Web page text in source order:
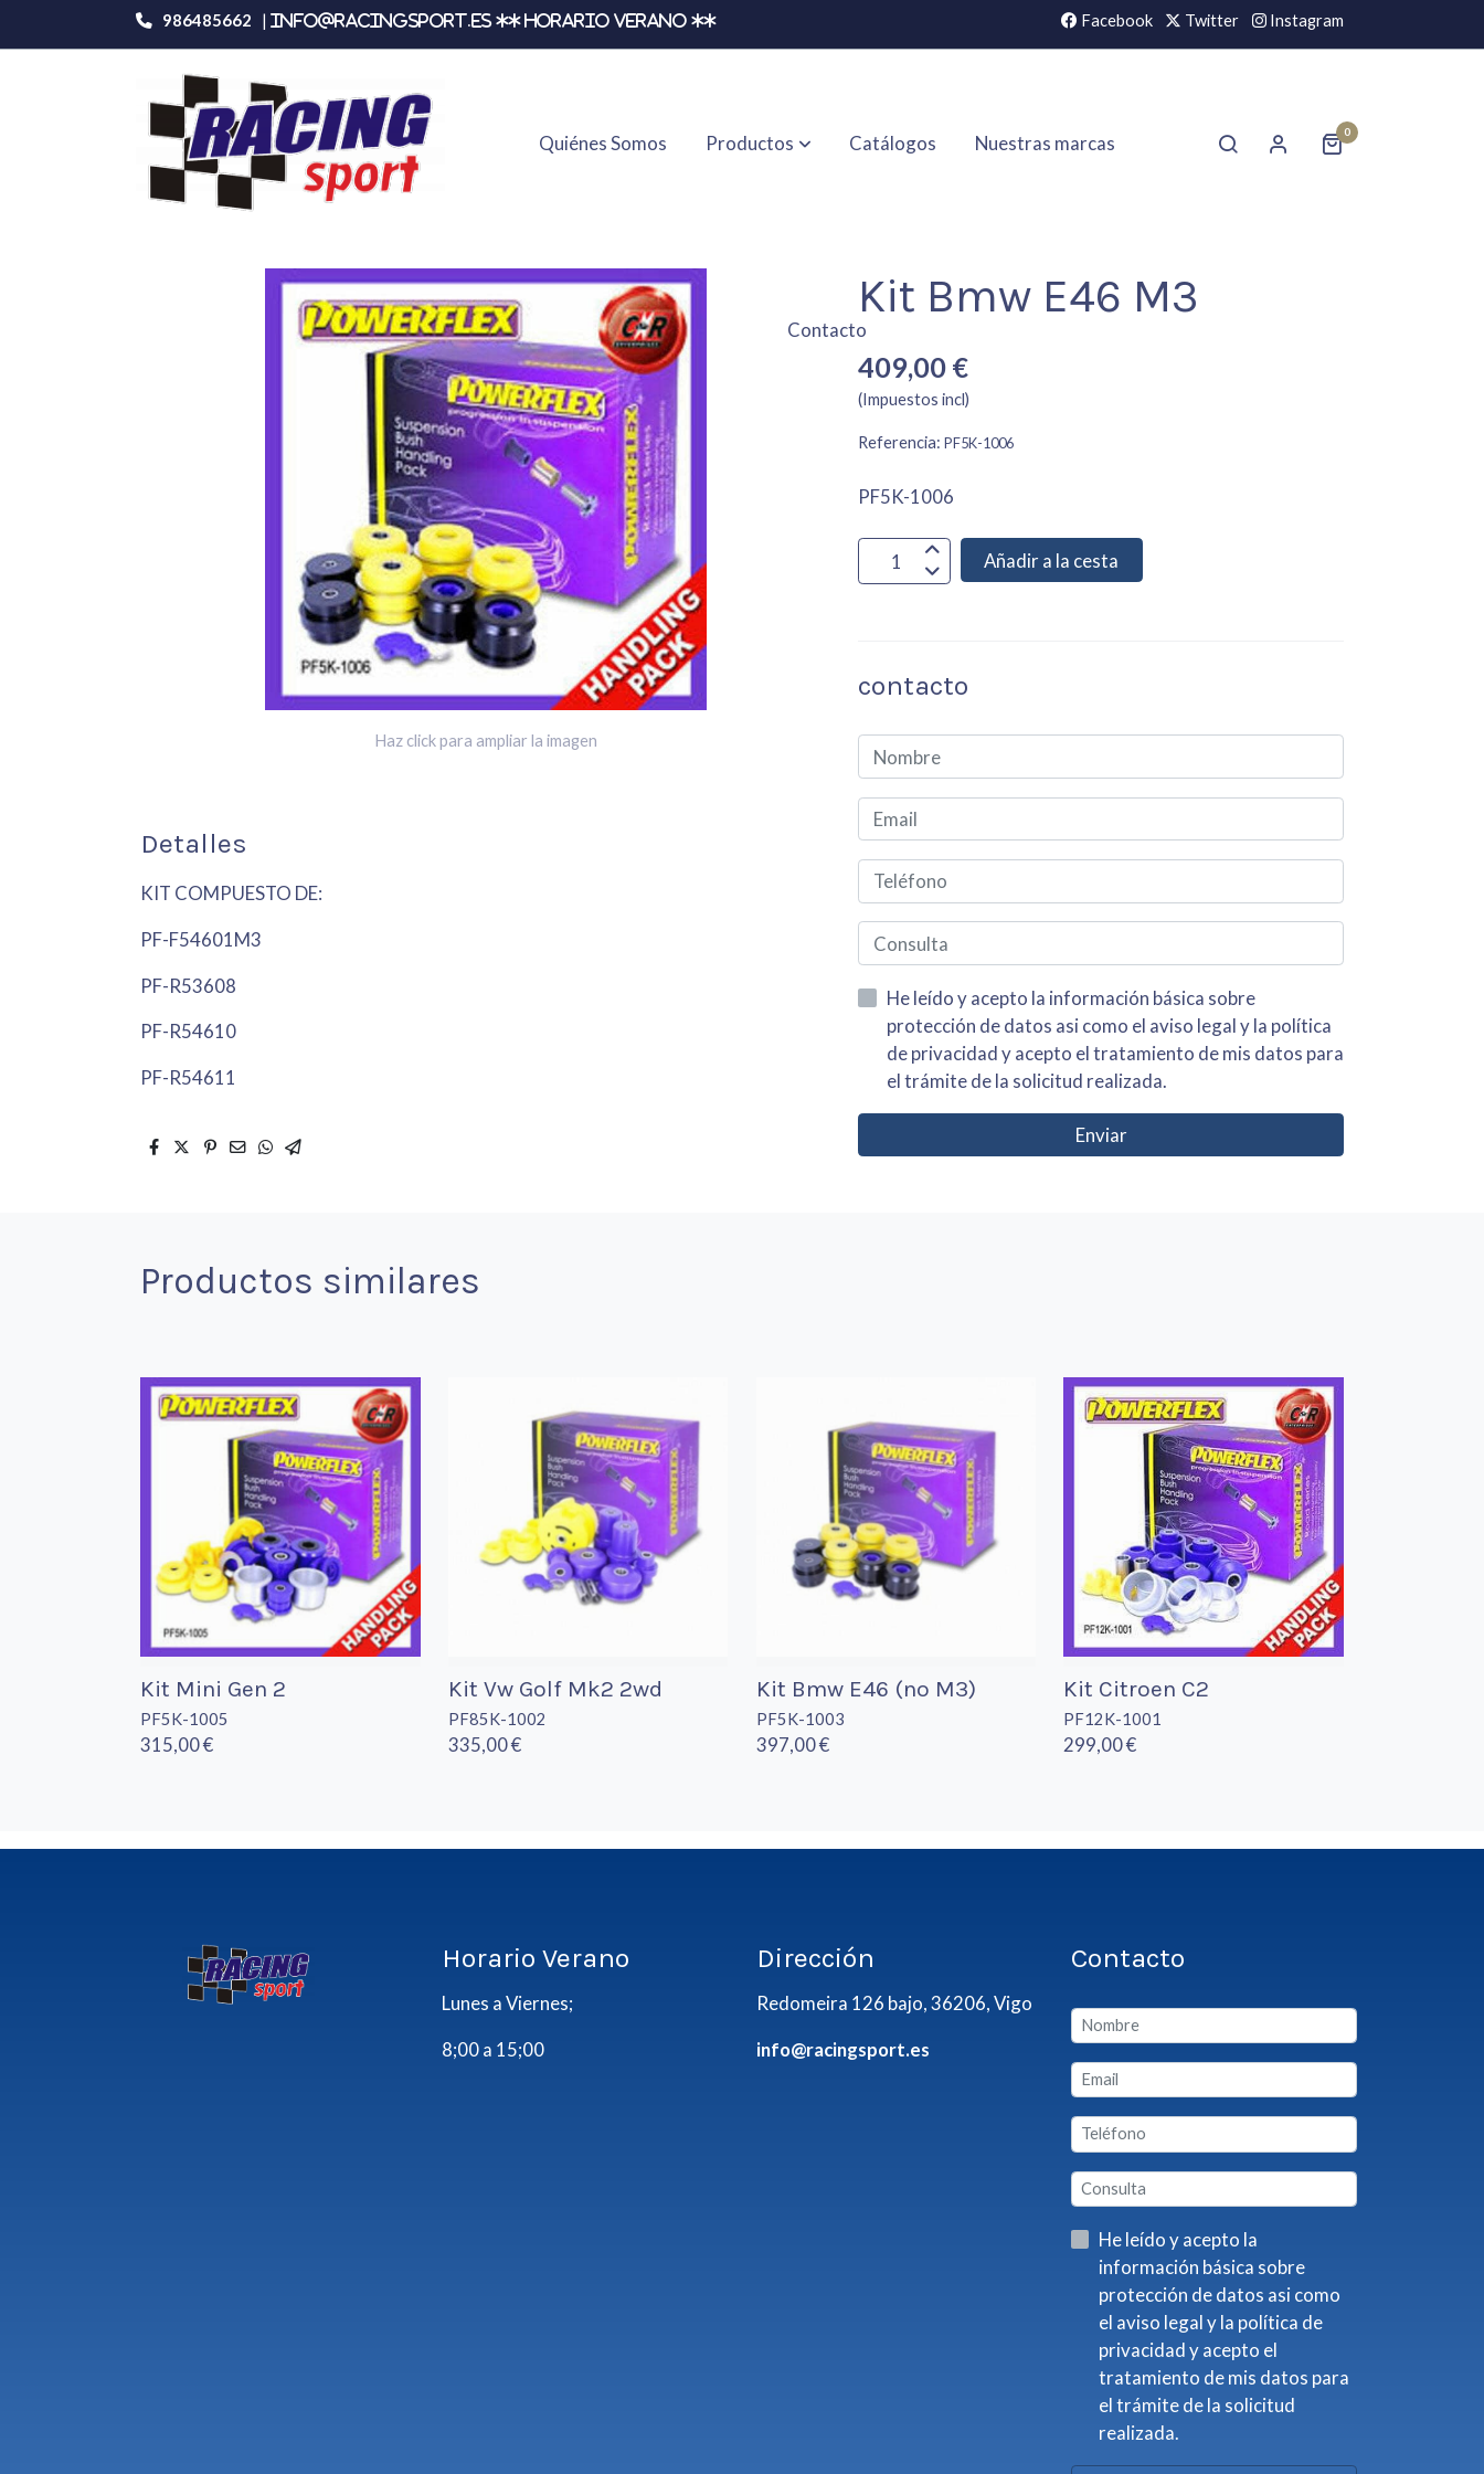
986485662 | info@racingsport.es ** HORARIO VERANO ** Facebook Twitter Instagram
Quiénes Somos Productos Catálogos Nuestras marcas
Contacto
0
Productos Kit Bmw E46 M3
Haz click para ampliar la imagen
Detalles
KIT COMPUESTO DE:
PF-F54601M3
PF-R53608
PF-R54610
PF-R54611
Kit Bmw E46 M3
409,00 €
(Impuestos incl)
Referencia:PF5K-1006
PF5K-1006
Añadir a la cesta
contacto
He leído y acepto la información básica sobre
protección de datos asi como el aviso legal y la política
de privacidad y acepto el tratamiento de mis datos para
el trámite de la solicitud realizada.
Enviar
Productos similares
Kit Mini Gen 2
PF5K-1005
315,00 €
Kit Vw Golf Mk2 2wd
PF85K-1002
335,00 €
Kit Bmw E46 (no M3)
PF5K-1003
397,00 €
Kit Citroen C2
PF12K-1001
299,00 €
Horario Verano
Lunes a Viernes;
8;00 a 15;00
Dirección
Redomeira 126 bajo, 36206, Vigo
info@racingsport.es
Contacto
He leído y acepto la
información básica sobre
protección de datos asi como
el aviso legal y la política de
privacidad y acepto el
tratamiento de mis datos para
el trámite de la solicitud
realizada.